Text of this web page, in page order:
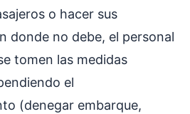
o hacer sus
donde no debe, el personal
tomen las medidas
el
(denegar embarque,